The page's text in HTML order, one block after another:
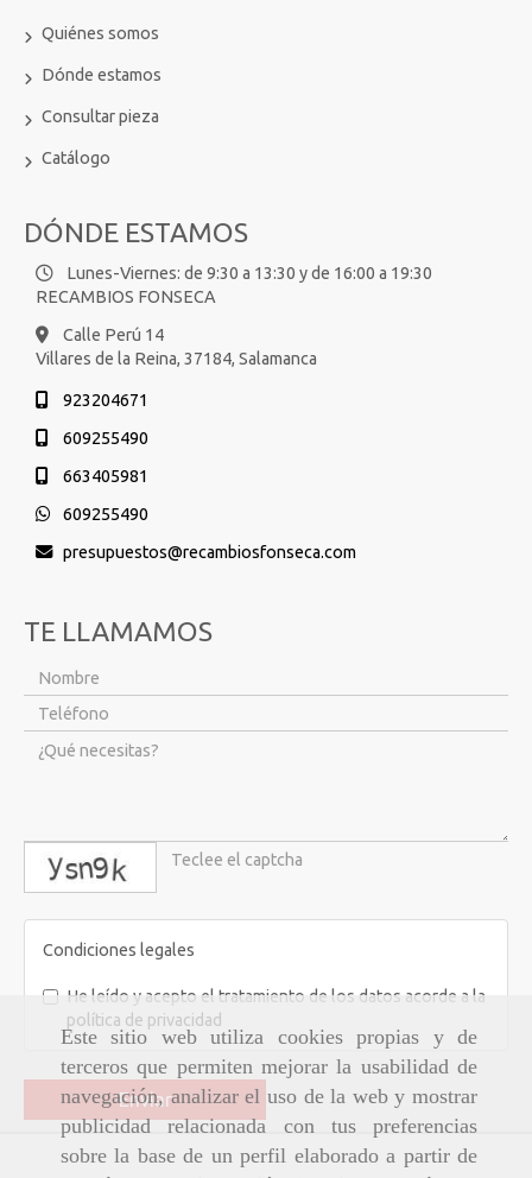
Este sitio web utiliza cookies propias y de
terceros que permiten mejorar la usabilidad de
navegación, analizar el uso de la web y mostrar
publicidad relacionada con tus preferencias
sobre la base de un perfil elaborado a partir de
Quiénes somos
Dónde estamos
Consultar pieza
Catálogo
DÓNDE ESTAMOS
Lunes-Viernes: de 9:30 a 13:30 y de 16:00 a 19:30
RECAMBIOS FONSECA
Calle Perú 14
Villares de la Reina, 37184, Salamanca
923204671
609255490
663405981
609255490
presupuestos
recambiosfonseca.com
TE LLAMAMOS
captcha
Condiciones legales
He leído y acepto el tratamiento de los datos acorde a la
política de privacidad
Enviar